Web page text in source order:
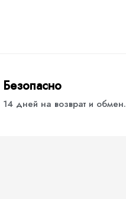
Безопасно
14 дней на возврат и обмен.